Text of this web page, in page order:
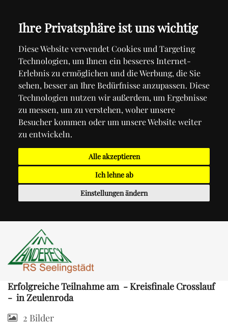
Ihre Privatsphäre ist uns wichtig
Diese Website verwendet Cookies und Targeting
Technologien, um Ihnen ein besseres Internet-
Erlebnis zu ermöglichen und die Werbung, die Sie
sehen, besser an Ihre Bedürfnisse anzupassen. Diese
Technologien nutzen wir außerdem, um Ergebnisse
zu messen, um zu verstehen, woher unsere
Besucher kommen oder um unsere Website weiter
zu entwickeln.
Alle akzeptieren
Ich lehne ab
Einstellungen ändern
Erfolgreiche Teilnahme am - Kreisfinale Crosslauf
- in Zeulenroda
2 Bilder